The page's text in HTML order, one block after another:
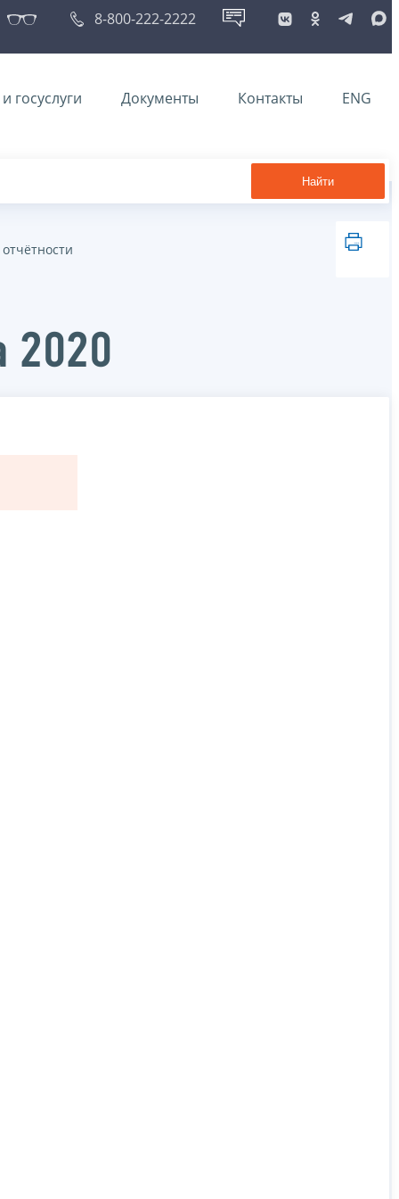
8-800-222-2222
госуслуги Документы Контакты ENG
Найти
2020